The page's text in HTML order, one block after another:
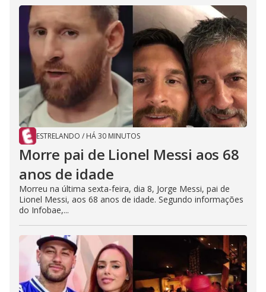
ESTRELANDO / HÁ 30 MINUTOS
Morre pai de Lionel Messi aos 68
anos de idade
Morreu na última sexta-feira, dia 8, Jorge Messi, pai de
Lionel Messi, aos 68 anos de idade. Segundo informações
do Infobae,...